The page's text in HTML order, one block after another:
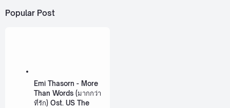
Popular Post
Emi Thasorn - More
Than Words (มากกว่า
ที่รัก) Ost. US The